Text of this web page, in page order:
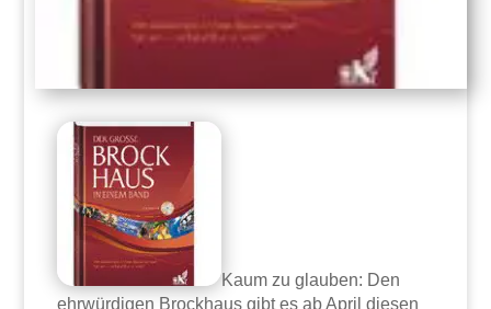
Kaum zu glauben: Den
ehrwürdigen Brockhaus gibt es ab April diesen